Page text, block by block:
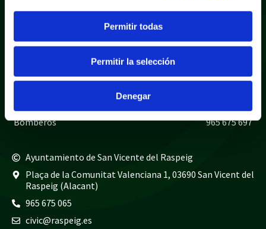
Permitir todas
Permitir la selección
Denegar
Aviso legal
Política de cookies
Mapa web
Bomberos
965 675 697
Ayuntamiento de San Vicente del Raspeig
Plaça de la Comunitat Valenciana 1, 03690 San Vicent del
Raspeig (Alacant)
965 675 065
civic@raspeig.es